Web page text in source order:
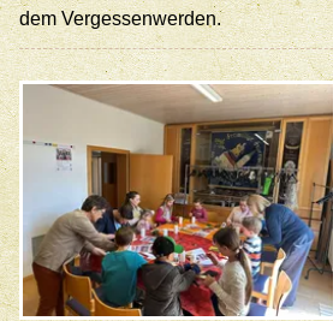
dem Vergessenwerden.